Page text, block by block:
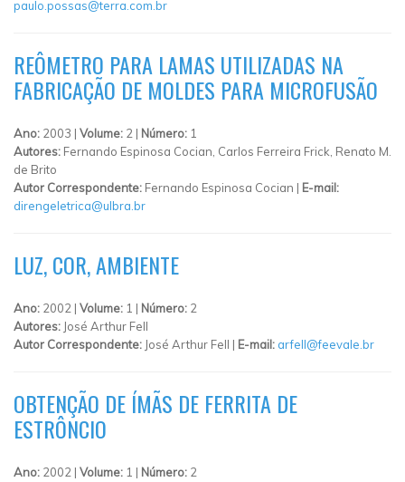
paulo.possas@terra.com.br
REÔMETRO PARA LAMAS UTILIZADAS NA
FABRICAÇÃO DE MOLDES PARA MICROFUSÃO
Ano: 2003 | Volume: 2 | Número: 1
Autores: Fernando Espinosa Cocian, Carlos Ferreira Frick, Renato M.
de Brito
Autor Correspondente: Fernando Espinosa Cocian | E-mail:
direngeletrica@ulbra.br
LUZ, COR, AMBIENTE
Ano: 2002 | Volume: 1 | Número: 2
Autores: José Arthur Fell
Autor Correspondente: José Arthur Fell | E-mail: arfell@feevale.br
OBTENÇÃO DE ÍMÃS DE FERRITA DE
ESTRÔNCIO
Ano: 2002 | Volume: 1 | Número: 2